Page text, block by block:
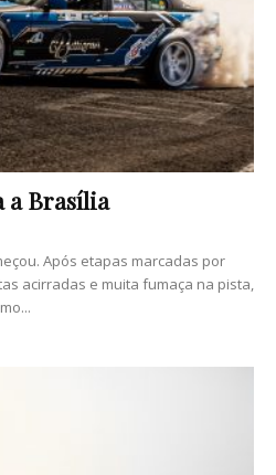
a Brasília
Após etapas marcadas por
acirradas e muita fumaça na pista,